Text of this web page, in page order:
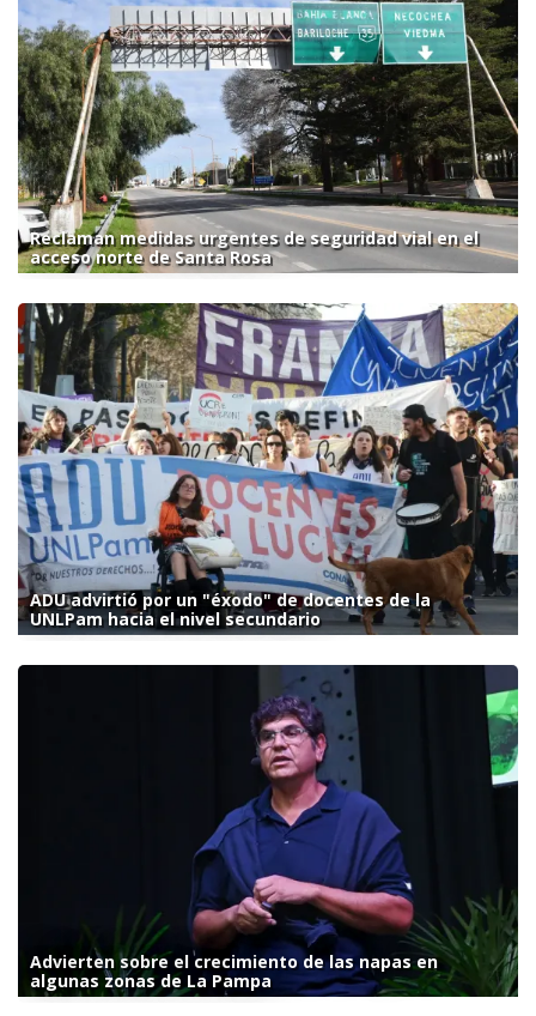
Reclaman medidas urgentes de seguridad vial en el
acceso norte de Santa Rosa
ADU advirtió por un "éxodo" de docentes de la
UNLPam hacia el nivel secundario
Advierten sobre el crecimiento de las napas en
algunas zonas de La Pampa